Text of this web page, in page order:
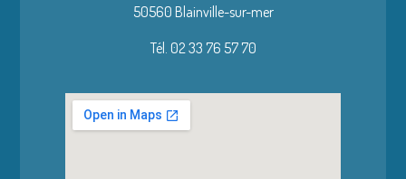
50560 Blainville-sur-mer
Tél. 02 33 76 57 70